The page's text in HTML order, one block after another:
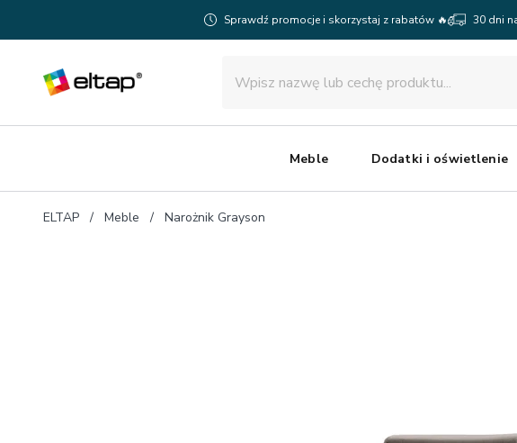
Sprawdź promocje i skorzystaj z rabatów 🔥 30 dni
Meble Dodatki i oświetlenie
ELTAP Meble Narożnik Grayson